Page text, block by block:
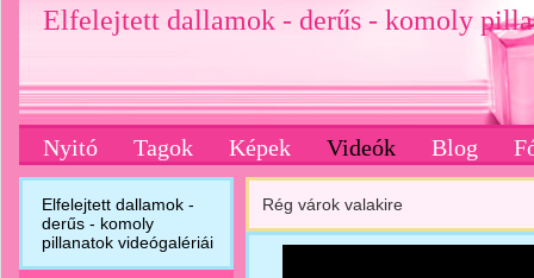
Elfelejtett dallamok - derűs - komoly
Nyitó Tagok Képek Videók Blog
Elfelejtett dallamok -
derűs - komoly
pillanatok videógalériái
Rég várok valakire